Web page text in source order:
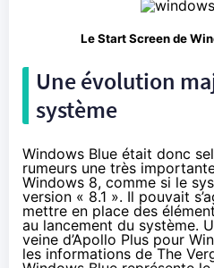
Le Start Screen de
Une évolution
système
Windows Blue était donc
rumeurs une très
Windows 8, comme si le
version « 8.1 ». Il pouvait
mettre en place des
au lancement du système.
veine d’Apollo Plus pour
les informations de The